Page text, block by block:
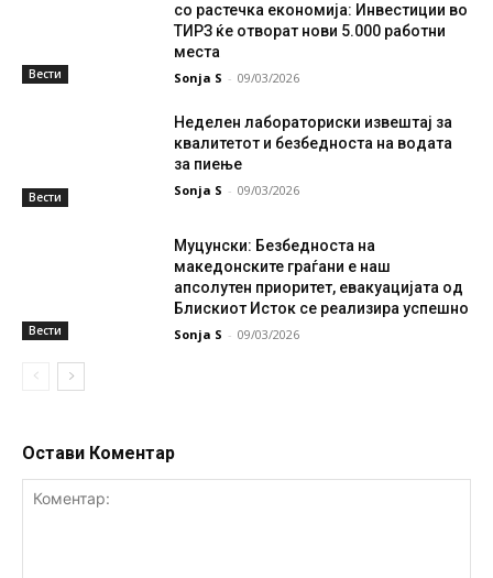
Вести
со растечка економија: Инвестиции во
ТИРЗ ќе отворат нови 5.000 работни
места
Sonja S - 09/03/2026
Вести
Неделен лабораториски извештај за
квалитетот и безбедноста на водата
за пиење
Sonja S - 09/03/2026
Вести
Муцунски: Безбедноста на
македонските граѓани е наш
апсолутен приоритет, евакуацијата од
Блискиот Исток се реализира успешно
Sonja S - 09/03/2026
Остави Коментар